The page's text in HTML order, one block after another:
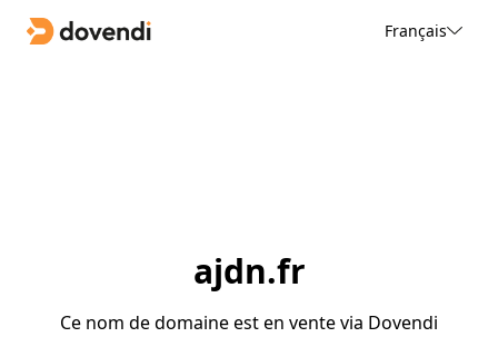
Français
ajdn.fr
Ce nom de domaine est en vente via Dovendi